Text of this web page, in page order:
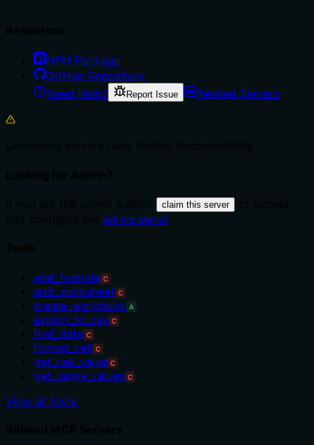
NPM Package
GitHub Repository
Need Help?
Report Issue Related Servers
claim this server
admin panel
add_formula C
add_worksheet C
create_workbook A
export_to_csv C
find_data C
format_cell C
get_cell_value C
get_range_values C
View all tools